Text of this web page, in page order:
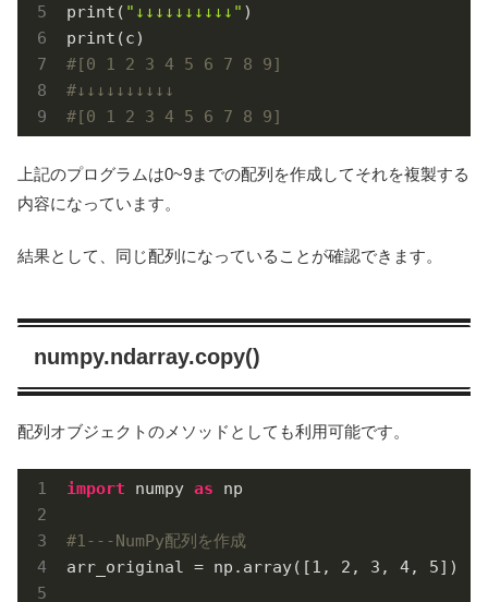
print( "↓↓↓↓↓↓↓↓↓↓" )
#[0 1 2 3 4 5 6 7 8 9]
#↓↓↓↓↓↓↓↓↓↓
#[0 1 2 3 4 5 6 7 8 9]
上記のプログラムは0~9までの配列を作成してそれを複製する
内容になっています。
結果として、同じ配列になっていることが確認できます。
numpy.ndarray.copy()
配列オブジェクトのメソッドとしても利用可能です。
import numpy as np
#1---NumPy配列を作成
arr_original = np.array([1 , 2 , 3 , 4, 5])